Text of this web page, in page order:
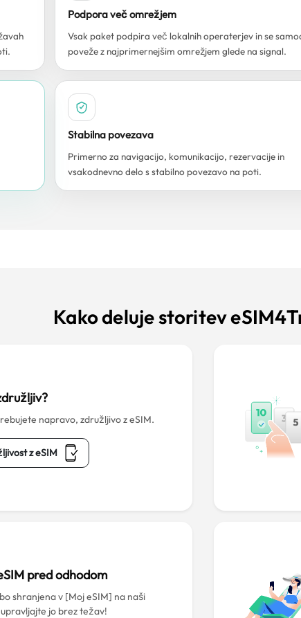
Podpora več omrežjem
Vsak paket podpira več lokalnih operaterjev in se
poveže z najprimernejšim omrežjem glede na signal.
Stabilna povezava
Primerno za navigacijo, komunikacijo, rezervacije in
vsakodnevno delo s stabilno povezavo na poti.
Kako deluje storitev
napravo, združljivo z eSIM.
z eSIM
pred odhodom
shranjena v [Moj eSIM] na naši
jo brez težav!